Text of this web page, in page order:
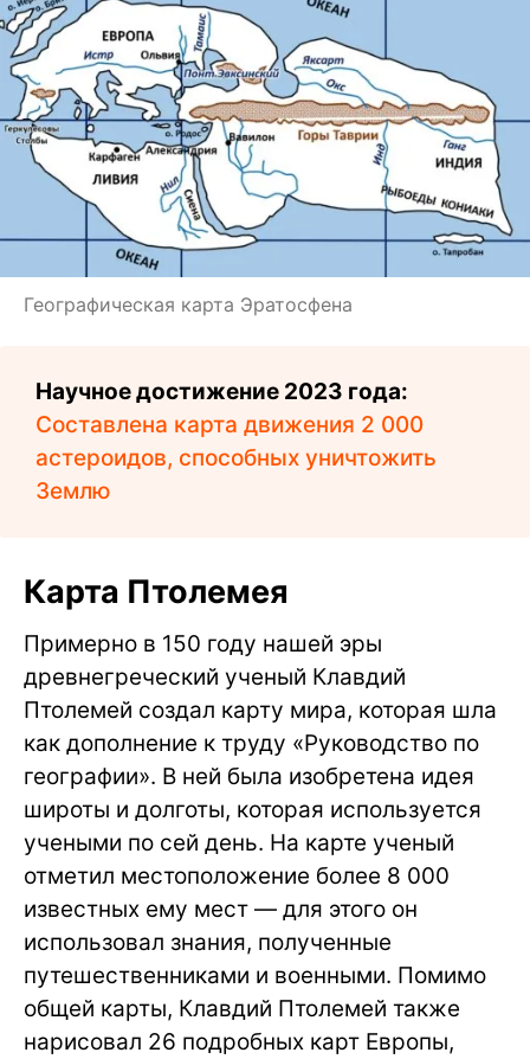
Географическая карта Эратосфена
Научное достижение 2023 года:
Составлена карта движения 2 000
астероидов, способных уничтожить
Землю
Карта Птолемея
Примерно в 150 году нашей эры
древнегреческий ученый Клавдий
Птолемей создал карту мира, которая шла
как дополнение к труду «Руководство по
географии». В ней была изобретена идея
широты и долготы, которая используется
учеными по сей день. На карте ученый
отметил местоположение более 8 000
известных ему мест — для этого он
использовал знания, полученные
путешественниками и военными. Помимо
общей карты, Клавдий Птолемей также
нарисовал 26 подробных карт Европы,